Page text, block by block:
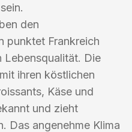
den
punktet Frankreich
Lebensqualität. Die
ihren köstlichen
Käse und
und zieht
Das angenehme Klima